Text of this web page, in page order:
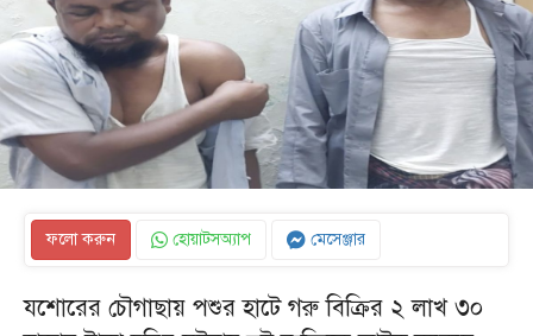
ফলো করুন হোয়াটসঅ্যাপ মেসেঞ্জার
যশোরের চৌগাছায় পশুর হাটে গরু বিক্রির ২ লাখ ৩০